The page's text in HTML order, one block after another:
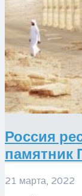
Россия
памятник
21 марта, 2022